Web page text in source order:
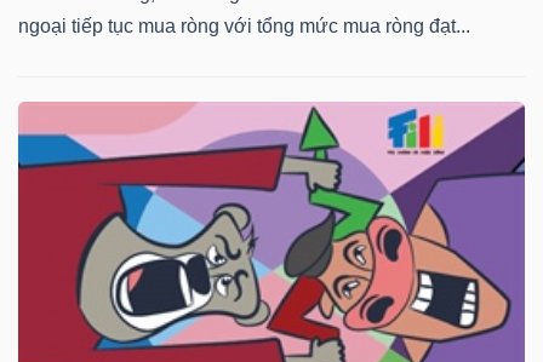
ngoại tiếp tục mua ròng với tổng mức mua ròng đạt...